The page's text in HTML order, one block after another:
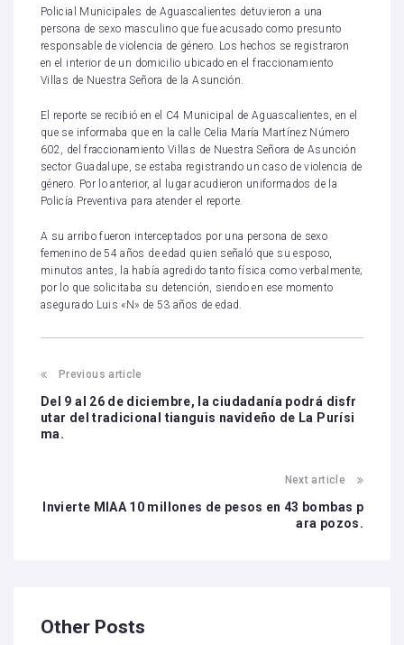
Policial Municipales de Aguascalientes detuvieron a una
persona de sexo masculino que fue acusado como presunto
responsable de violencia de género. Los hechos se registraron
en el interior de un domicilio ubicado en el fraccionamiento
Villas de Nuestra Señora de la Asunción.
El reporte se recibió en el C4 Municipal de Aguascalientes, en el
que se informaba que en la calle Celia María Martínez Número
602, del fraccionamiento Villas de Nuestra Señora de Asunción
sector Guadalupe, se estaba registrando un caso de violencia de
género. Por lo anterior, al lugar acudieron uniformados de la
Policía Preventiva para atender el reporte.
A su arribo fueron interceptados por una persona de sexo
femenino de 54 años de edad quien señaló que su esposo,
minutos antes, la había agredido tanto física como verbalmente;
por lo que solicitaba su detención, siendo en ese momento
asegurado Luis «N» de 53 años de edad.
Previous article
Del 9 al 26 de diciembre, la ciudadanía podrá disfr
utar del tradicional tianguis navideño de La Purísi
ma.
Next article
Invierte MIAA 10 millones de pesos en 43 bombas p
ara pozos.
Other Posts